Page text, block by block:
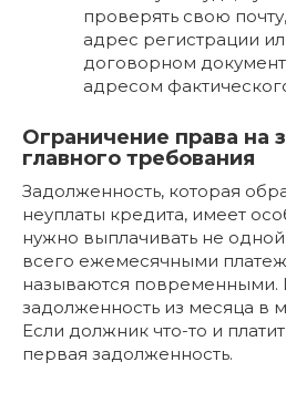
проверять свою
адрес регистрации
договорном
адресом
Ограничение права на
главного требования
Задолженность, которая
неуплаты кредита, имеет
нужно выплачивать не
всего ежемесячными
называются повременными.
задолженность из месяца в
Если должник что-то и
первая задолженность.